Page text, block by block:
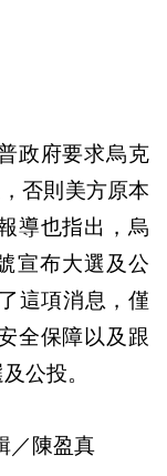
政府要求烏克
否則美方原本
導也指出，烏
宣布大選及公
這項消息，僅
全保障以及跟
公投。
／陳盈真